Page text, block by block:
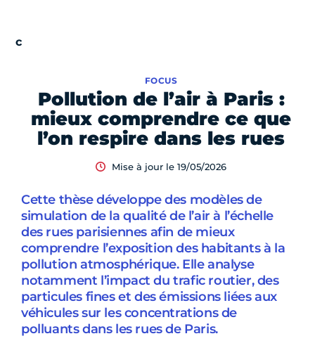
Pollution de l’air à Paris :
mieux comprendre ce que
l’on respire dans les rues
FOCUS
Mise à jour le 19/05/2026
Cette thèse développe des modèles de
simulation de la qualité de l’air à l’échelle
des rues parisiennes afin de mieux
comprendre l’exposition des habitants à la
pollution atmosphérique. Elle analyse
notamment l’impact du trafic routier, des
particules fines et des émissions liées aux
véhicules sur les concentrations de
polluants dans les rues de Paris.